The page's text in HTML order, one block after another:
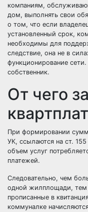
компаниям,
дом, выполнять свои
о том, что если
установленный срок,
необходимы для
следствие, она не в
функционирование
собственник.
От чего
При формировании
УК, ссылаются на ст.
объем услуг
платежей.
Следовательно, чем
одной жилплощади,
прописанные в
коммуналке